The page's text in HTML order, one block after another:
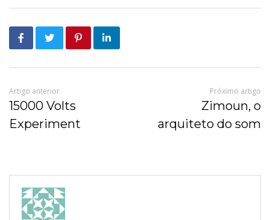
Artigo anterior
15000 Volts
Experiment
Próximo artigo
Zimoun, o
arquiteto do som